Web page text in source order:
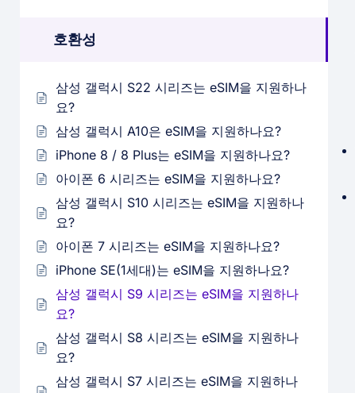
호환성
삼성 갤럭시 S22 시리즈는 eSIM을 지원하나
요?
삼성 갤럭시 A10은 eSIM을 지원하나요?
iPhone 8 / 8 Plus는 eSIM을 지원하나요?
아이폰 6 시리즈는 eSIM을 지원하나요?
삼성 갤럭시 S10 시리즈는 eSIM을 지원하나
요?
아이폰 7 시리즈는 eSIM을 지원하나요?
iPhone SE(1세대)는 eSIM을 지원하나요?
삼성 갤럭시 S9 시리즈는 eSIM을 지원하나
요?
삼성 갤럭시 S8 시리즈는 eSIM을 지원하나
요?
삼성 갤럭시 S7 시리즈는 eSIM을 지원하나